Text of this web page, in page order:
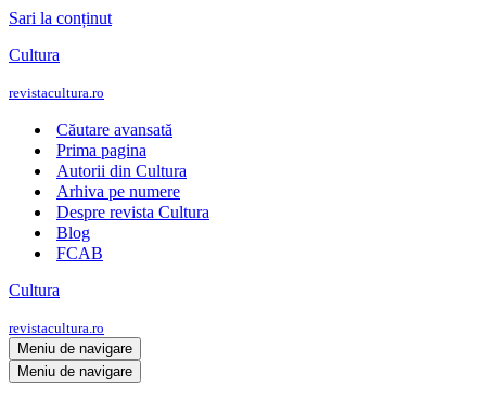
Sari la conținut
Cultura
revistacultura.ro
Căutare avansată
Prima pagina
Autorii din Cultura
Arhiva pe numere
Despre revista Cultura
Blog
FCAB
Cultura
revistacultura.ro
Meniu de navigare
Meniu de navigare